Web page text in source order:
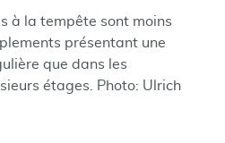
à la tempête sont moins
présentant une
que dans les
étages. Photo: Ulrich